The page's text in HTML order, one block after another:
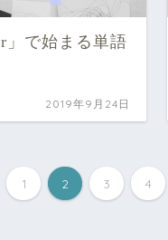
」で始まる単語
2019年9月24日
1 2 3 4